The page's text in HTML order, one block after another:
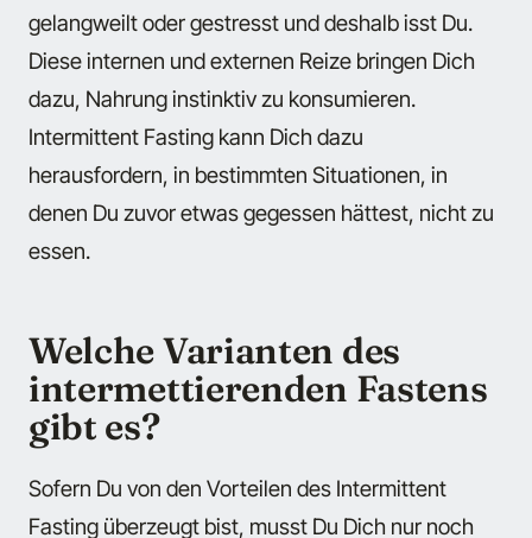
gelangweilt oder gestresst und deshalb isst Du.
Diese internen und externen Reize bringen Dich
dazu, Nahrung instinktiv zu konsumieren.
Intermittent Fasting kann Dich dazu
herausfordern, in bestimmten Situationen, in
denen Du zuvor etwas gegessen hättest, nicht zu
essen.
Welche Varianten des
intermettierenden Fastens
gibt es?
Sofern Du von den Vorteilen des Intermittent
Fasting überzeugt bist, musst Du Dich nur noch